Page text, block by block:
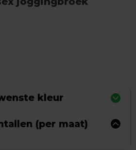
kleur
(per maat)